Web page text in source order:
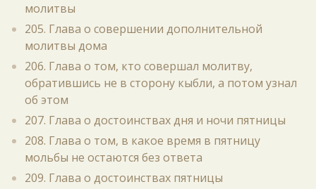
молитвы
205. Глава о совершении дополнительной
молитвы дома
206. Глава о том, кто совершал молитву,
обратившись не в сторону кыбли, а потом узнал
об этом
207. Глава о достоинствах дня и ночи пятницы
208. Глава о том, в какое время в пятницу
мольбы не остаются без ответа
209. Глава о достоинствах пятницы